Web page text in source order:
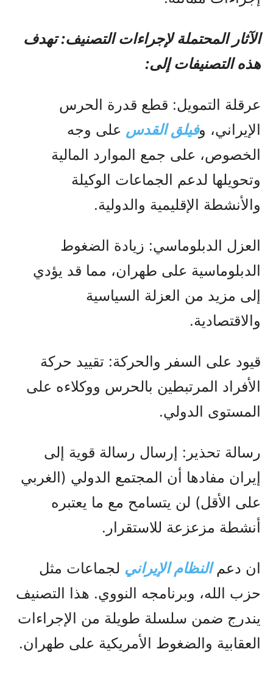
الآثار المحتملة لإجراءات التصنيف: تهدف
هذه التصنيفات إلى:
عرقلة التمويل: قطع قدرة الحرس
الإيراني، وفيلق القدس على وجه
الخصوص، على جمع الموارد المالية
وتحويلها لدعم الجماعات الوكيلة
والأنشطة الإقليمية والدولية.
العزل الدبلوماسي: زيادة الضغوط
الدبلوماسية على طهران، مما قد يؤدي
إلى مزيد من العزلة السياسية
والاقتصادية.
قيود على السفر والحركة: تقييد حركة
الأفراد المرتبطين بالحرس ووكلاءه على
المستوى الدولي.
رسالة تحذير: إرسال رسالة قوية إلى
إيران مفادها أن المجتمع الدولي (الغربي
على الأقل) لن يتسامح مع ما يعتبره
أنشطة مزعزعة للاستقرار.
ان دعمالنظام الإيراني لجماعات مثل
حزب الله، وبرنامجه النووي. هذا التصنيف
يندرج ضمن سلسلة طويلة من الإجراءات
العقابية والضغوط الأمريكية على طهران.